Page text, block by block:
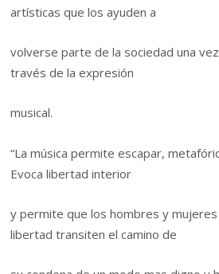
artísticas que los ayuden a
volverse parte de la sociedad una
través de la expresión
musical.
“La música permite escapar,
Evoca libertad interior
y permite que los hombres y
libertad transiten el camino de